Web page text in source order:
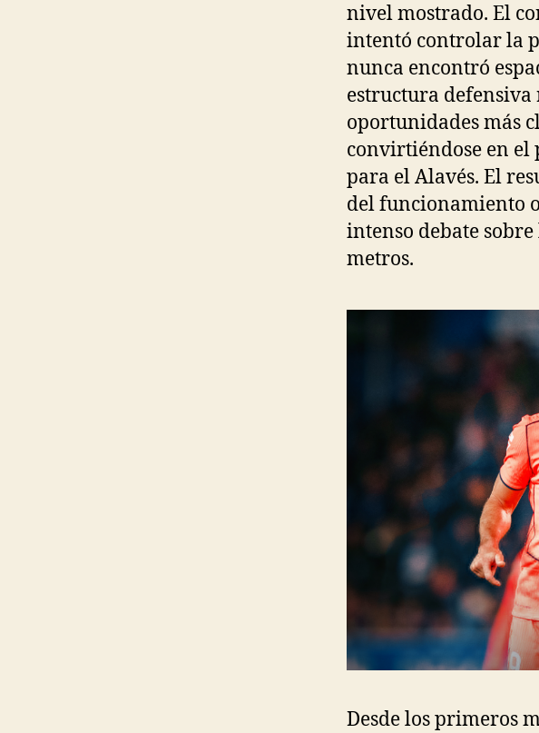
nivel mostrado. El
intentó controlar la
nunca encontró
estructura
oportunidades más
convirtiéndose en
para el Alavés. El
del funcionamiento
intenso debate
metros.
Desde los primeros